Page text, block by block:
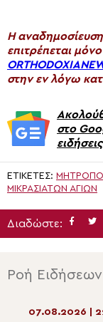
H
επιτρέπεται
στην εν λόγω
στο
ΕΤΙΚΈΤΕΣ:
ΜΙΚΡΑΣΙΑΤΏΝ ΑΓΊΩΝ
Διαδώστε:
Ροή Ειδήσεων
07.08.2026 |